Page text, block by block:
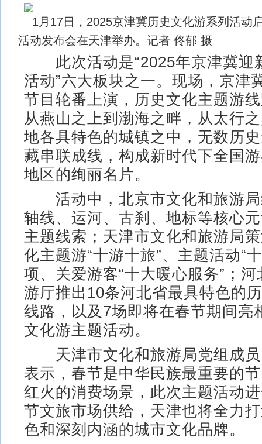
1月17日，2025京津冀历史文化游系列活动
活动发布会在天津举办。记者 佟郁 摄
此次活动是“2025年京津冀迎
活动”六大板块之一。现场，京津
节目轮番上演，历史文化主题游
从燕山之上到渤海之畔，从太行
地各具特色的城镇之中，无数历
藏串联成线，构成新时代下全国
地区的绚丽名片。
活动中，北京市文化和旅游局
轴线、运河、古刹、地标等核心
主题线索；天津市文化和旅游局
化主题游“十游十旅”、主题活动“
项、关爱游客“十大暖心服务”；
游厅推出10条河北省最具特色的
线路，以及7场即将在春节期间亮
文化游主题活动。
天津市文化和旅游局党组成员
表示，春节是中华民族最重要的
红火的消费场景，此次主题活动
节文旅市场供给，天津也将全力
色和深刻内涵的城市文化品牌。